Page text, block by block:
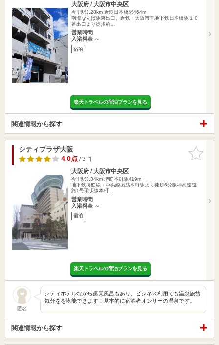
大阪府 / 大阪市中央区
今里駅3.28km 近鉄日本橋駅464m
南海なんば駅東出口、近鉄・大阪市営地下鉄日本橋駅１０
番出口より徒歩約…
営業時間
入浴料金 ～
宿泊
楽天トラベルの宿泊プランを見る
関連情報から探す
お気に入
りに追加
シティプラザ大阪
4.0点/ 3 件
大阪府 / 大阪市中央区
今里駅3.34km 堺筋本町駅419m
地下鉄堺筋線・中央線境筋本町駅より徒歩6分阪神高速道
路1号環状線本町…
営業時間
入浴料金 ～
宿泊
楽天トラベルの宿泊プランを見る
匿名
シティホテルながら露天風呂もあり、ビジネス利用でも温泉旅館
気分をを堪能できます！基本的に宿泊者オンリーの温泉です。
関連情報から探す